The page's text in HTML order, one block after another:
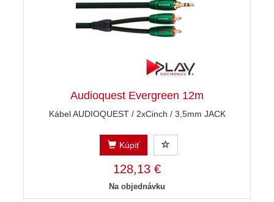
Audioquest Evergreen 12m
Kábel AUDIOQUEST / 2xCinch / 3,5mm JACK
Kúpiť
128,13 €
Na objednávku